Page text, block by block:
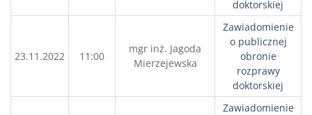
doktorskiej
23.11.2022 11:00
mgr inż. Jagoda
Mierzejewska
Zawiadomienie
o publicznej
obronie
rozprawy
doktorskiej
Zawiadomienie